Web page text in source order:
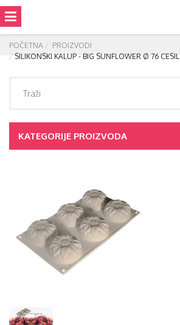
POČETNA
PROIZVODI
SILIKONSKI KALUP - BIG SUNFLOWER Ø 76 CESIL
KATEGORIJE PROIZVODA